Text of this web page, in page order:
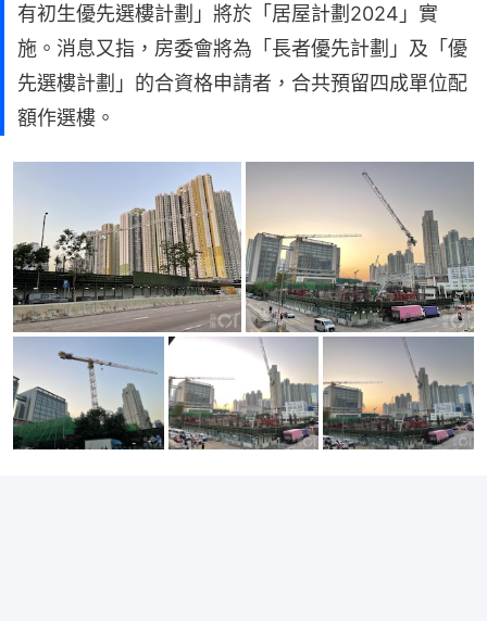
有初生優先選樓計劃」將於「居屋計劃2024」實
施。消息又指，房委會將為「長者優先計劃」及「優
先選樓計劃」的合資格申請者，合共預留四成單位配
額作選樓。